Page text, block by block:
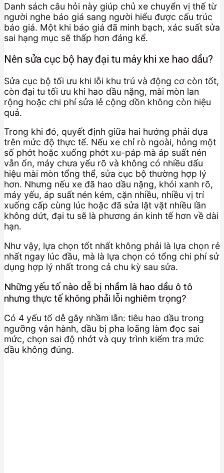
Danh sách câu hỏi này giúp chủ xe chuyển vị thế từ
người nghe báo giá sang người hiểu được cấu trúc
báo giá. Một khi báo giá đã minh bạch, xác suất sửa
sai hạng mục sẽ thấp hơn đáng kể.
Nên sửa cục bộ hay đại tu máy khi xe hao dầu?
Sửa cục bộ tối ưu khi lỗi khu trú và động cơ còn tốt,
còn đại tu tối ưu khi hao dầu nặng, mài mòn lan
rộng hoặc chi phí sửa lẻ cộng dồn không còn hiệu
quả.
Trong khi đó, quyết định giữa hai hướng phải dựa
trên mức độ thực tế. Nếu xe chỉ rò ngoài, hỏng một
số phớt hoặc xuống phớt xu-páp mà áp suất nén
vẫn ổn, máy chưa yếu rõ và không có nhiều dấu
hiệu mài mòn tổng thể, sửa cục bộ thường hợp lý
hơn. Nhưng nếu xe đã hao dầu nặng, khói xanh rõ,
máy yếu, áp suất nén kém, cặn nhiều, nhiều vị trí
xuống cấp cùng lúc hoặc đã sửa lặt vặt nhiều lần
không dứt, đại tu sẽ là phương án kinh tế hơn về dài
hạn.
Như vậy, lựa chọn tốt nhất không phải là lựa chọn rẻ
nhất ngay lúc đầu, mà là lựa chọn có tổng chi phí sử
dụng hợp lý nhất trong cả chu kỳ sau sửa.
Những yếu tố nào dễ bị nhầm là hao dầu ô tô
nhưng thực tế không phải lỗi nghiêm trọng?
Có 4 yếu tố dễ gây nhầm lẫn: tiêu hao dầu trong
ngưỡng vận hành, dầu bị pha loãng làm đọc sai
mức, chọn sai độ nhớt và quy trình kiểm tra mức
dầu không đúng.